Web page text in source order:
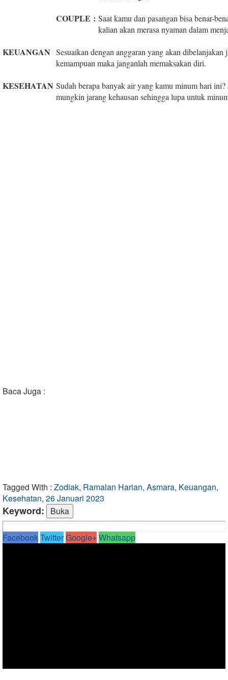
COUPLE : Saat kamu dan pasangan bisa benar-
kalian akan merasa nyaman dalam
KEUANGAN Sesuaikan dengan anggaran yang akan dibelanjakan
kemampuan maka janganlah memaksakan diri.
KESEHATAN Sudah berapa banyak air yang kamu minum hari
mungkin jarang kehausan sehingga lupa untuk
Baca Juga :
Tagged With : Zodiak, Ramalan Harian, Asmara, Keuangan,
Kesehatan, 26 Januari 2023
Keyword:
FacebookTwitterGoogle+Whatsapp